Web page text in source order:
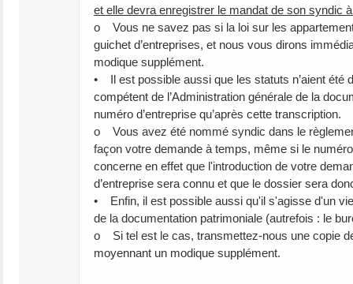
et elle devra enregistrer le mandat de son syndic
o Vous ne savez pas si la loi sur les
guichet d’entreprises, et nous vous dirons
modique supplément.
• Il est possible aussi que les statuts n’aient été
compétent de l’Administration générale de la
numéro d’entreprise qu’après cette transcription.
o Vous avez été nommé syndic dans le
façon votre demande à temps, même si le
concerne en effet que l'introduction de votre
d’entreprise sera connu et que le dossier sera
• Enfin, il est possible aussi qu'il s'agisse d'un
de la documentation patrimoniale (autrefois : le
o Si tel est le cas, transmettez-nous une copie
moyennant un modique supplément.